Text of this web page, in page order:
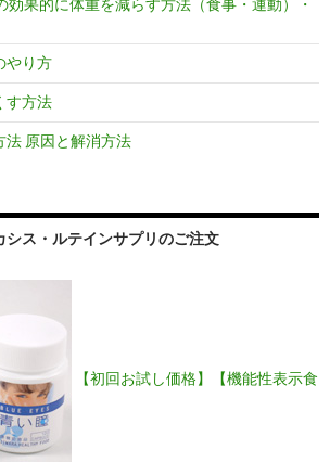
効果的に体重を減らす方法（食事・運動）・
やり方
す方法
法 原因と解消方法
シス・ルテインサプリのご注文
【初回お試し価格】【機能性表示食